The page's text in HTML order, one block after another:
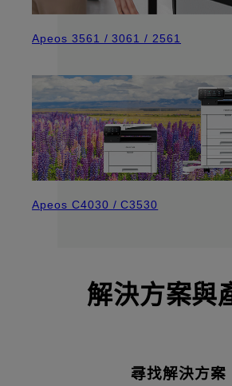
Apeos 3561 / 3061 / 2561
Apeos C4030 / C3530
解決方案與
尋找解決方案